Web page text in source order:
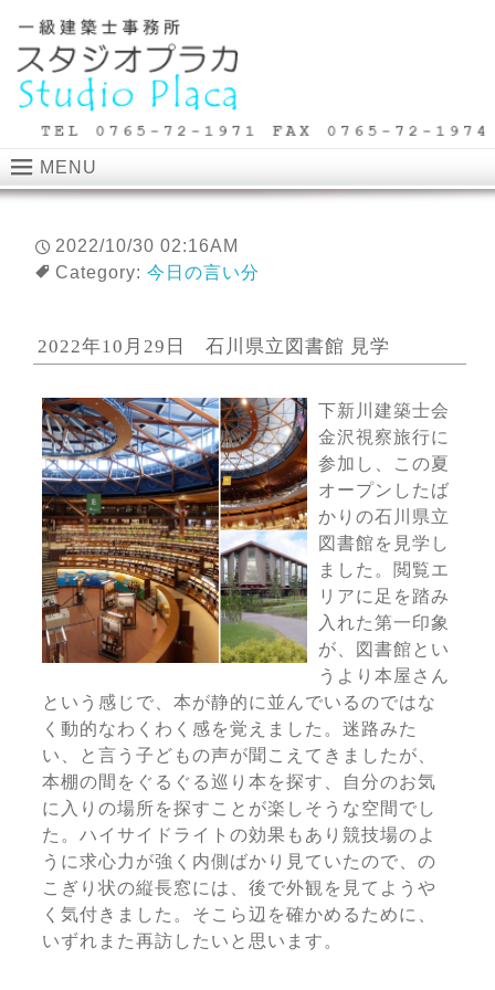
MENU
2022/10/30 02:16AM
Category: 今日の言い分
2022年10月29日 石川県立図書館 見学
下新川建築士会
金沢視察旅行に
参加し、この夏
オープンしたば
かりの石川県立
図書館を見学し
ました。閲覧エ
リアに足を踏み
入れた第一印象
が、図書館とい
うより本屋さん
という感じで、本が静的に並んでいるのではな
く動的なわくわく感を覚えました。迷路みた
い、と言う子どもの声が聞こえてきましたが、
本棚の間をぐるぐる巡り本を探す、自分のお気
に入りの場所を探すことが楽しそうな空間でし
た。ハイサイドライトの効果もあり競技場のよ
うに求心力が強く内側ばかり見ていたので、の
こぎり状の縦長窓には、後で外観を見てようや
く気付きました。そこら辺を確かめるために、
いずれまた再訪したいと思います。